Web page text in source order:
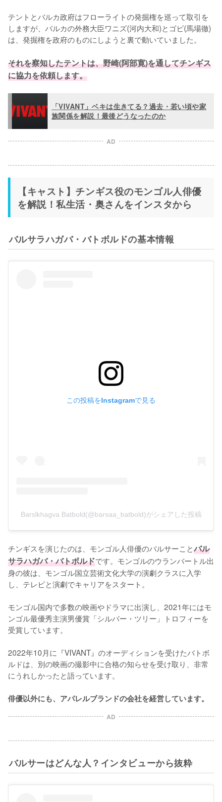
テントとバルカ政府はフローライトの発掘権を巡って取引を
しますが、バルカの外務大臣ワニズ(河内大和)とゴビ(馬場徹)
は、発掘権を政府のものにしようと裏で動いていました。
それを察知したテントは、野崎(阿部寛)を通してチンギス
に協力を依頼します。
「VIVANT」ベキは生きてる？過去・若い頃や家
族関係を解説！最後どうなったのか
AD
【キャスト】チンギス役のモンゴル人俳優
を解説！私生活・奥さんをインスタから
バルサラハガバ・バトボルドの基本情報
この投稿をInstagramで見る
Barslkhagva Batbold(@barsaa_batbold)がシェアした投稿
チンギスを演じたのは、モンゴル人俳優のバルサーことバル
サラハガバ・バトボルドです。モンゴルのウランバートル出
身の彼は、モンゴル国立芸術文化大学の演劇クラスに入学
し、テレビと演劇でキャリアをスタート。
モンゴル国内で多数の映画やドラマに出演し、2021年にはモ
ンゴル最優秀主演男優賞「シルバー・ツリー」トロフィーを
受賞しています。
2022年10月に『VIVANT』のオーディションを受けたバトボ
ルドは、別の映画の撮影中に合格の知らせを受け取り、非常
にうれしかったと語っています。
俳優以外にも、アパレルブランドの会社を経営しています。
AD
バルサーはどんな人？インタビューから抜粋